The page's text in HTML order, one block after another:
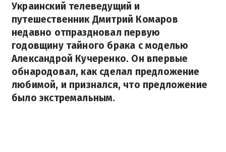
Украинский телеведущий и
путешественник Дмитрий Комаров
недавно отпраздновал первую
годовщину тайного брака с моделью
Александрой Кучеренко. Он впервые
обнародовал, как сделал предложение
любимой, и признался, что предложение
было экстремальным.